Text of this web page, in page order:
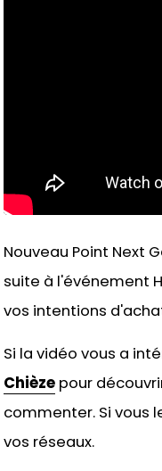
Nouveau Point Next
suite à l'événement
vos intentions
Si la vidéo vous a
Chièzepour
commenter. Si vous
vos réseaux.